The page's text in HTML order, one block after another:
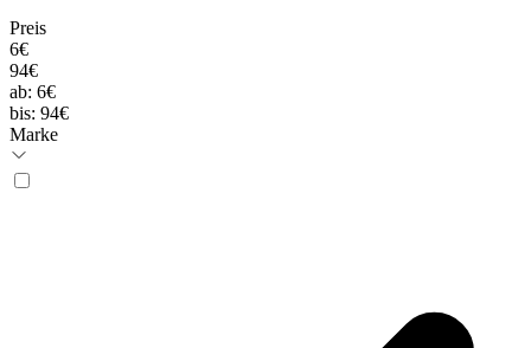
Preis
6€
94€
ab: 6€
bis: 94€
Marke